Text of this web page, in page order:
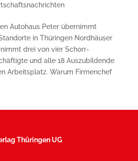
Autohaus Peter übernimmt
in Thüringen Nordhäuser
drei von vier Schorr-
und alle 18 Auszubildende
Arbeitsplatz. Warum Firmenchef
Thüringen UG